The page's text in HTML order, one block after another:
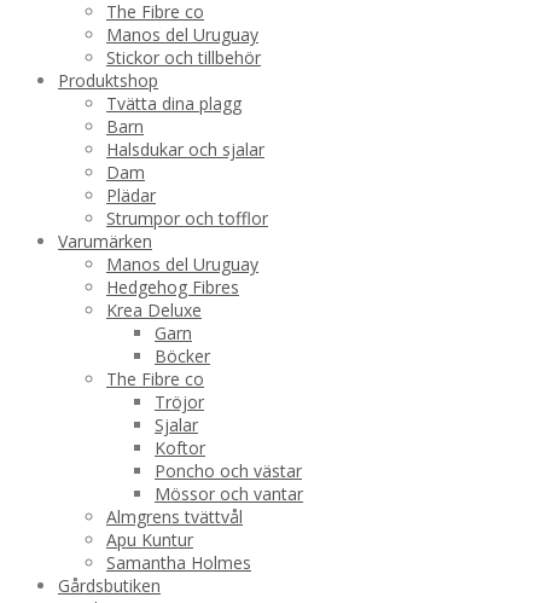
The Fibre co
Manos del Uruguay
Stickor och tillbehör
Produktshop
Tvätta dina plagg
Barn
Halsdukar och sjalar
Dam
Plädar
Strumpor och tofflor
Varumärken
Manos del Uruguay
Hedgehog Fibres
Krea Deluxe
Garn
Böcker
The Fibre co
Tröjor
Sjalar
Koftor
Poncho och västar
Mössor och vantar
Almgrens tvättvål
Apu Kuntur
Samantha Holmes
Gårdsbutiken